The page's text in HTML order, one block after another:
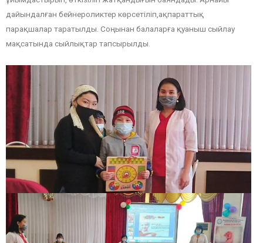
дайындалған бейнероликтер көрсетіліп,ақпараттық
парақшалар таратылды. Соңынан балаларға қуаныш сыйлау
мақсатында сыйлықтар тапсырылды.